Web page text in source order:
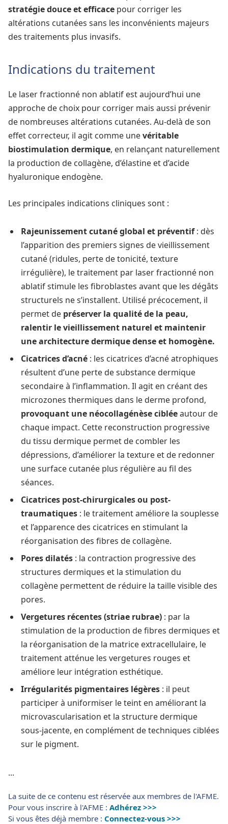
stratégie douce et efficace pour corriger les
altérations cutanées sans les inconvénients majeurs
des traitements plus invasifs.
Indications du traitement
Le laser fractionné non ablatif est aujourd’hui une
approche de choix pour corriger mais aussi prévenir
de nombreuses altérations cutanées. Au-delà de son
effet correcteur, il agit comme unevéritable
biostimulation dermique, en relançant naturellement
la production de collagène, d’élastine et d’acide
hyaluronique endogène.
Les principales indications cliniques sont :
Rajeunissement cutané global et préventif: dès
l’apparition des premiers signes de vieillissement
cutané (ridules, perte de tonicité, texture
irrégulière), le traitement par laser fractionné non
ablatif stimule les fibroblastes avant que les dégâts
structurels ne s’installent. Utilisé précocement, il
permet de préserver la qualité de la peau,
ralentir le vieillissement naturel et maintenir
une architecture dermique dense et homogène.
Cicatrices d’acné : les cicatrices d’acné atrophiques
résultent d’une perte de substance dermique
secondaire à l’inflammation. Il agit en créant des
microzones thermiques dans le derme profond,
provoquant une néocollagénèse cibléeautour de
chaque impact. Cette reconstruction progressive
du tissu dermique permet de combler les
dépressions, d’améliorer la texture et de redonner
une surface cutanée plus régulière au fil des
séances.
Cicatrices post-chirurgicales ou post-
traumatiques : le traitement améliore la souplesse
et l’apparence des cicatrices en stimulant la
réorganisation des fibres de collagène.
Pores dilatés : la contraction progressive des
structures dermiques et la stimulation du
collagène permettent de réduire la taille visible des
pores.
Vergetures récentes (striae rubrae) : par la
stimulation de la production de fibres dermiques et
la réorganisation de la matrice extracellulaire, le
traitement atténue les vergetures rouges et
améliore leur intégration esthétique.
Irrégularités pigmentaires légères : il peut
participer à uniformiser le teint en améliorant la
microvascularisation et la structure dermique
sous-jacente, en complément de techniques ciblées
sur le pigment.
...
La suite de ce contenu est réservée aux membres de l'AFME.
Pour vous inscrire à l'AFME : Adhérez >>>
Si vous êtes déjà membre : Connectez-vous >>>